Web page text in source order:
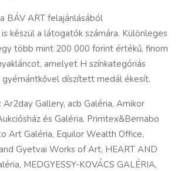
BÁV ART felajánlásából
készül a látogatók számára. Különleges
több mint 200 000 forint értékű, finom
amelyet H színkategóriás
díszített medál ékesít.
Gallery, acb Galéria, Amikor
és Galéria, Primtex&Bernabo
Art Galéria, Equilor Wealth Office,
Gyetvai Works of Art, HEART AND
MEDGYESSY-KOVÁCS GALÉRIA,